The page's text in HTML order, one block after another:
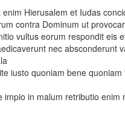
enim Hierusalem et Iudas
contra Dominum ut
vultus eorum respondit eis
nec absconderunt
iusto quoniam bene
impio in malum retributio enim